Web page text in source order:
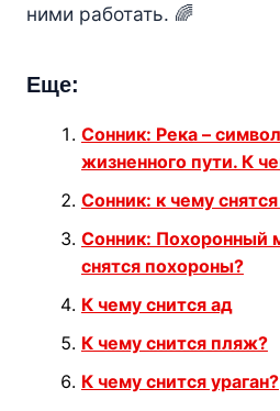
ними работать. 🌈
Еще:
Сонник: Река –
жизненного пути. К
Сонник: к чему
Сонник: Похоронный
снятся похороны?
К чему снится ад
К чему снится пляж?
К чему снится ураган?